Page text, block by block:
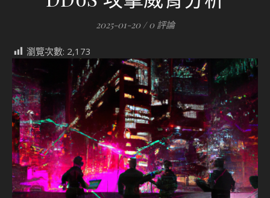
2025-01-20 / 0 評論
瀏覽次數: 2,173